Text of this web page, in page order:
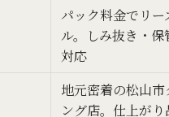
パック料金でリー
ル。しみ抜き・保
対応
地元密着の松山市
ング店。仕上が